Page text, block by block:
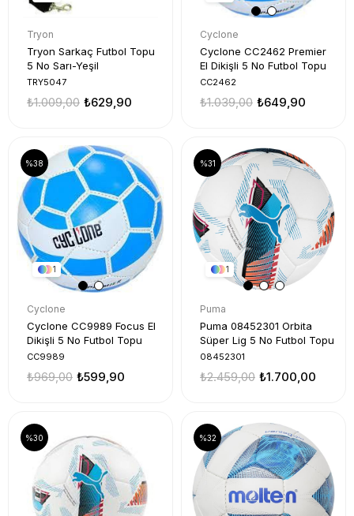
Tryon
Tryon Sarkaç Futbol Topu
5 No Sarı-Yeşil
TRY5047
₺629,90
₺1.009,00
Cyclone
Cyclone CC2462 Premier
El Dikişli 5 No Futbol Topu
CC2462
₺649,90
₺1.039,00
1
Cyclone
Cyclone CC9989 Focus El
Dikişli 5 No Futbol Topu
CC9989
₺599,90
₺969,00
%38
1
Puma
Puma 08452301 Orbita
Süper Lig 5 No Futbol Topu
08452301
₺1.700,00
₺2.459,00
%31
%30 %32